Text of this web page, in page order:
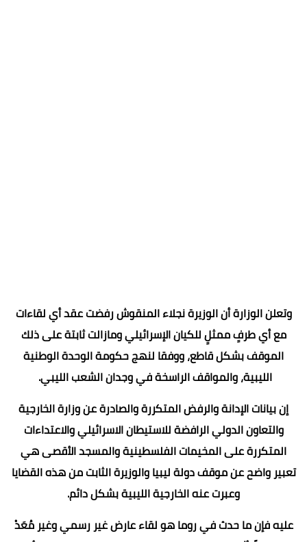
‏‎وتعلن الوزارة أن الوزيرة نجلاء المنقوش رفضت عقد أي لقاءات
مع أي طرفٍ ممثلٍ للكيان الإسرائيلي ومازالت ثابتة على ذلك
الموقف بشكل قاطع، ووفقا لنهج حكومة الوحدة الوطنية
الليبية، والمواقف الراسخة في وجدان الشعب الليبي.
إن بيانات الإدانة والرفض المتكررة والصادرة عن وزارة الخارجية
والتعاون الدولي الرافضة للاستيطان الاسرائيلي والاعتداءات
المتكررة على المخيمات الفلسطينية والمسجد الأقصى هي
تعبير واضح عن موقف دولة ليبيا والوزيرة الثابت من هذه القضايا
وعبرت عنه الخارجية الليبية بشكل دائم.
‏‎عليه فإن ما حدث في روما هو لقاء عارض غير رسمي وغير مُعَدْ